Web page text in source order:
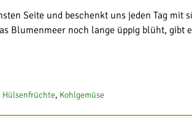
Seite und beschenkt uns jeden Tag mit
Blumenmeer noch lange üppig blüht,
Hülsenfrüchte, Kohlgemüse